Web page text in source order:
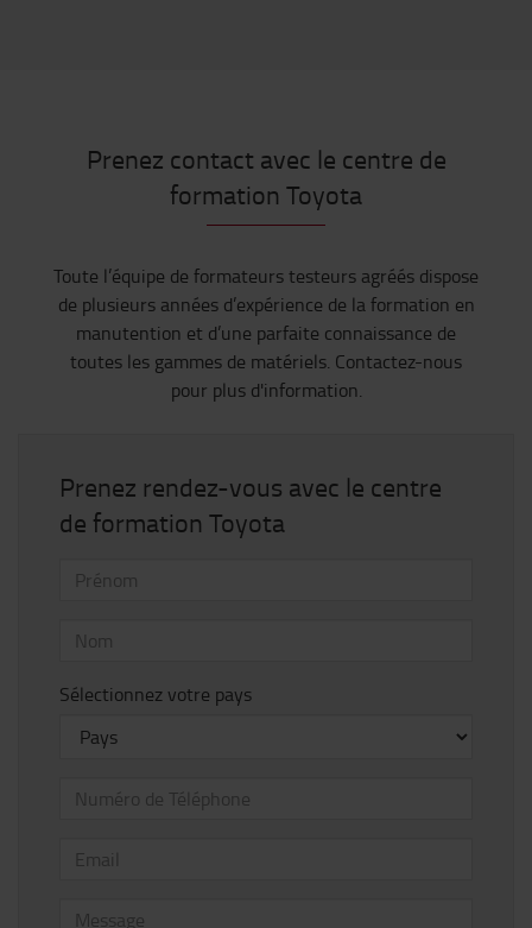
Prenez contact avec le centre de
formation Toyota
Toute l’équipe de formateurs testeurs agréés dispose
de plusieurs années d’expérience de la formation en
manutention et d’une parfaite connaissance de
toutes les gammes de matériels. Contactez-nous
pour plus d'information.
Prenez rendez-vous avec le centre
de formation Toyota
Sélectionnez votre pays